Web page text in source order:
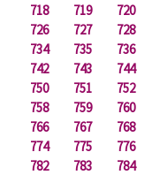
718
719 720
726
727 728
734
735 736
742
743 744
750
751 752
758
759 760
766
767 768
774
775 776
782
783 784